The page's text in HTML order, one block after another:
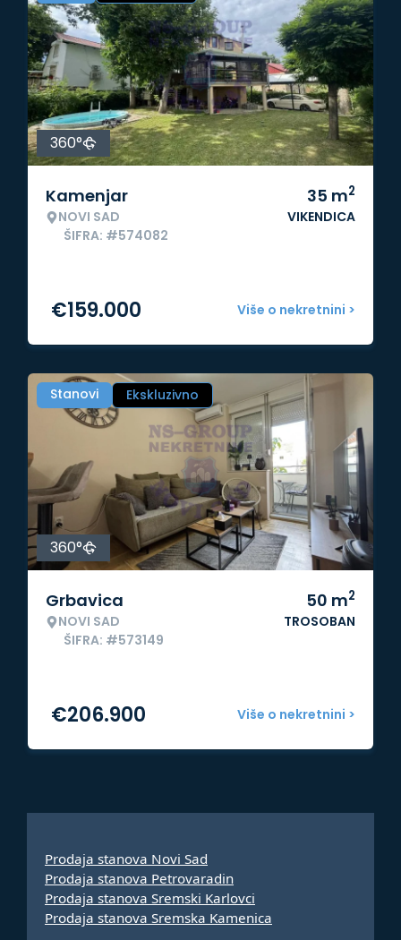
360°
Kamenjar
NOVI SAD
ŠIFRA: #574082
35 m2
VIKENDICA
Više o nekretnini >
€159.000
Stanovi Ekskluzivno
360°
Grbavica
NOVI SAD
ŠIFRA: #573149
50 m2
TROSOBAN
Više o nekretnini >
€206.900
Prodaja stanova Novi Sad
Prodaja stanova Petrovaradin
Prodaja stanova Sremski Karlovci
Prodaja stanova Sremska Kamenica